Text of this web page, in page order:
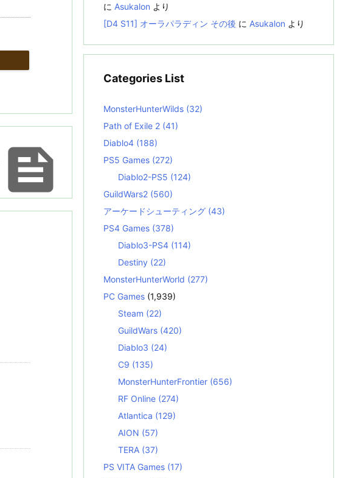

に Asukalon より
[D4 S11] オーラパラディン その後 に Asukalon より
Categories List
MonsterHunterWilds (32)
Path of Exile 2 (41)
Diablo4 (188)
PS5 Games (272)
Diablo2-PS5 (124)
GuildWars2 (560)
アーケードシューティング (43)
PS4 Games (378)
Diablo3-PS4 (114)
Destiny (22)
MonsterHunterWorld (277)
PC Games (1,939)
Steam (22)
GuildWars (420)
Diablo3 (24)
C9 (135)
MonsterHunterFrontier (656)
RF Online (274)
Atlantica (129)
AION (57)
TERA (37)
PS VITA Games (17)